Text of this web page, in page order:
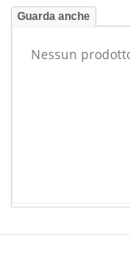
Guarda anche
Nessun